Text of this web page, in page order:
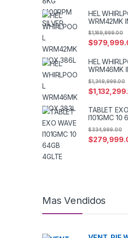
HEL
WRM42MK
$
$1,169,999.00
HEL
WRM46MK
$
$1,349,999.00
TABLET
I101GMC 10
$
$334,999.00
Mas Vendidos